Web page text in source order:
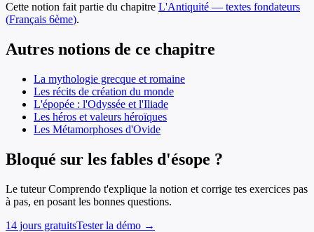
Cette notion fait partie du chapitre L'Antiquité — textes fondateurs
(Français 6ème).
Autres notions de ce chapitre
La mythologie grecque et romaine
Les récits de création du monde
L'épopée : l'Odyssée et l'Iliade
Les héros et valeurs héroïques
Les Métamorphoses d'Ovide
Bloqué sur les fables d'ésope ?
Le tuteur Comprendo t'explique la notion et corrige tes exercices pas
à pas, en posant les bonnes questions.
14 jours gratuitsTester la démo →